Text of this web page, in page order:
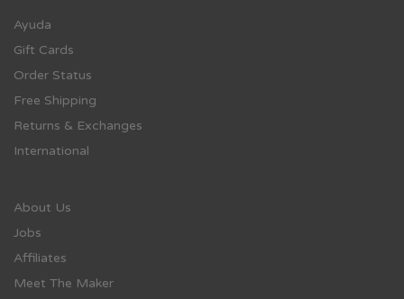
Ayuda
Gift Cards
Order Status
Free Shipping
Returns & Exchanges
International
About Us
Jobs
Affiliates
Meet The Maker